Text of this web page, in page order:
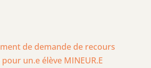
de demande de recours
un.e élève MINEUR.E